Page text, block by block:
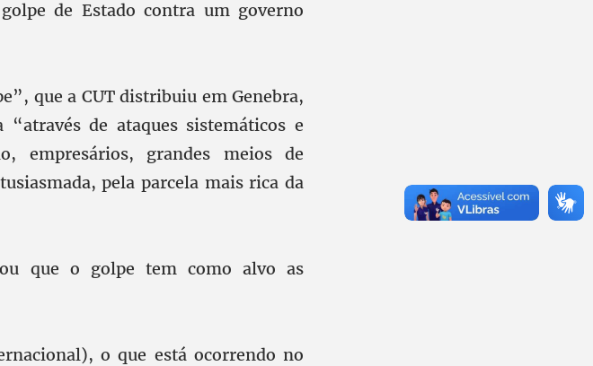
de Estado contra um governo
que a CUT distribuiu em Genebra,
de ataques sistemáticos e
empresários, grandes meios de
pela parcela mais rica da
que o golpe tem como alvo as
o que está ocorrendo no